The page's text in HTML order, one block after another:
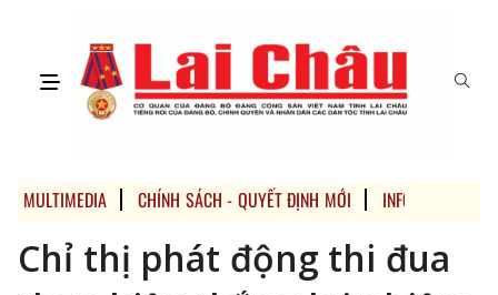
MULTIMEDIA CHÍNH SÁCH - QUYẾT ĐỊNH MỚI INFOGRAPHIC
Chỉ thị phát động thi đua